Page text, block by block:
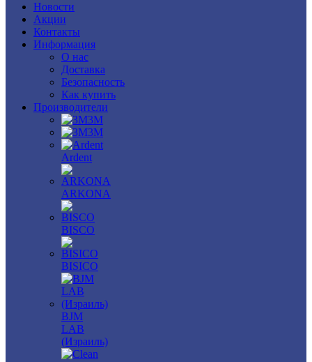
Новости
Акции
Контакты
Информация
О нас
Доставка
Безопасность
Как купить
Производители
3M
3М
Ardent
ARKONA
BISCO
BISICO
BJM
LAB
(Израиль)